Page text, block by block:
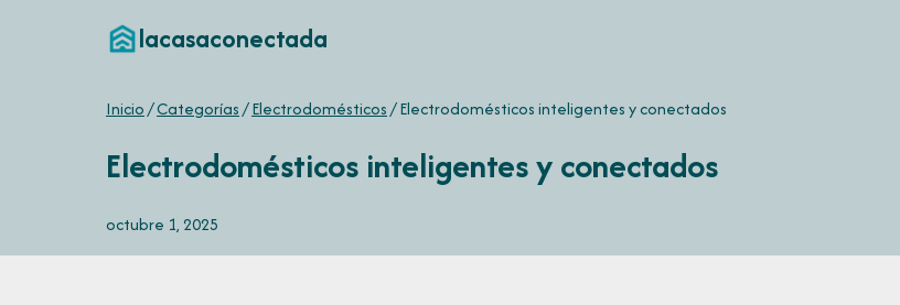
lacasaconectada
Inicio/Categorías/Electrodomésticos/Electrodomésticos inteligentes y conectados
Electrodomésticos inteligentes y conectados
octubre 1, 2025